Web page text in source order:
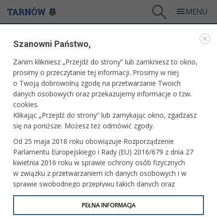
39. Międzynarodowy Festiwal Teatrów Ulicznych ULICA - teatr KTO
WARTO ZOBACZYĆ
39. MIĘDZYNARODOWY FESTIWAL TEATRÓW
ULICZNYCH ULICA - TEATR KTO
04.07.2026, 23:32 fot. Paweł Topolski
Szanowni Państwo,
Zanim klikniesz „Przejdź do strony” lub zamkniesz to okno,
prosimy o przeczytanie tej informacji. Prosimy w niej
o Twoją dobrowolną zgodę na przetwarzanie Twoich
danych osobowych oraz przekazujemy informacje o tzw.
cookies.
Klikając „Przejdź do strony” lub zamykając okno, zgadzasz
się na poniższe. Możesz też odmówić zgody.
Od 25 maja 2018 roku obowiązuje Rozporządzenie
Parlamentu Europejskiego i Rady (EU) 2016/679 z dnia 27
kwietnia 2016 roku w sprawie ochrony osób fizycznych
w związku z przetwarzaniem ich danych osobowych i w
sprawie swobodnego przepływu takich danych oraz
uchylenia dyrektywy 95/46/WE (określane jako RODO, GDPR
lub Ogólne Rozporządzenie o Ochronie Danych
PEŁNA INFORMACJA